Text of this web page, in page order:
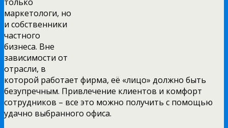
маркетологи, но
и собственники
частного
бизнеса. Вне
зависимости от
отрасли, в
которой работает фирма, её «лицо» должно быть
безупречным. Привлечение клиентов и комфорт
сотрудников – все это можно получить с помощью
удачно выбранного офиса.